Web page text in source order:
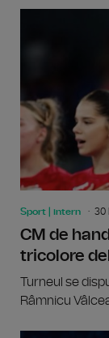
Sport | intern 30
CM de
tricolore
Turneul se
Râmnicu